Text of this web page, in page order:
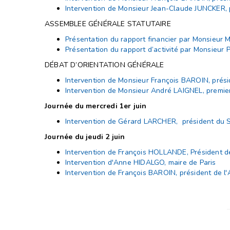
Intervention de Monsieur Jean-Claude
ASSEMBLEE GÉNÉRALE STATUTAIRE
Présentation du rapport financier par Monsieur
Présentation du rapport d’activité par Monsieur
DÉBAT D’ORIENTATION GÉNÉRALE
Intervention de Monsieur François BAROIN,
Intervention de Monsieur André LAIGNEL,
Journée du mercredi 1er juin
Intervention de Gérard LARCHER, président du
Journée du jeudi 2 juin
Intervention de François HOLLANDE, Président
Intervention d'Anne HIDALGO, maire de Paris
Intervention de François BAROIN, président de